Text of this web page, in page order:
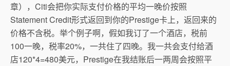
章），Citi会把你实际支付价格的平均一晚价按照
Statement Credit形式返回到你的Prestige卡上，返回来的
价格不含税。举个例子啊，假如我订了一个酒店，税前
100一晚，税率20%，一共住了四晚。我一共会支付给酒
店120*4=480美元，Prestige在我结账后一两周会按照平